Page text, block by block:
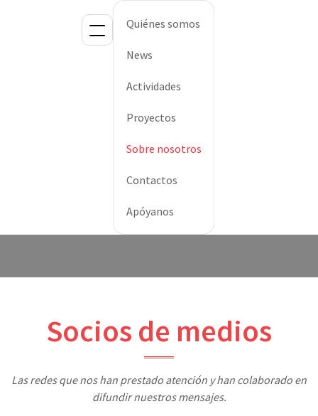
Quiénes somos
News
Actividades
Proyectos
Sobre nosotros
Contactos
Apóyanos
Socios de medios
Las redes que nos han prestado atención y han colaborado en
difundir nuestros mensajes.